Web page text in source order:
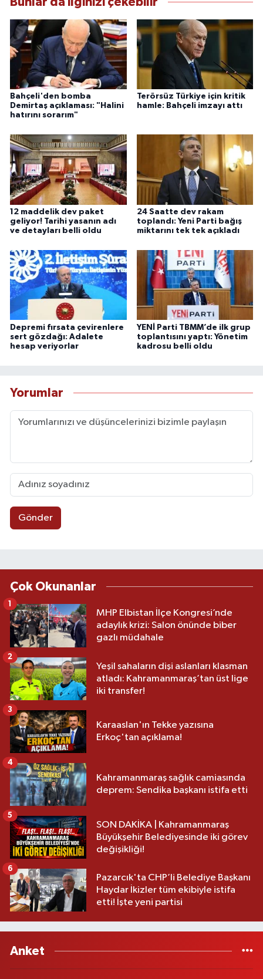
Bahçeli'den bomba
Demirtaş açıklaması: "Halini
hatırını sorarım"
Terörsüz Türkiye için kritik
hamle: Bahçeli imzayı attı
12 maddelik dev paket
geliyor! Tarihi yasanın adı
ve detayları belli oldu
24 Saatte dev rakam
toplandı: Yeni Parti bağış
miktarını tek tek açıkladı
Depremi fırsata çevirenlere
sert gözdağı: Adalete
hesap veriyorlar
YENİ Parti TBMM’de ilk grup
toplantısını yaptı: Yönetim
kadrosu belli oldu
Yorumlar
Gönder
Çok Okunanlar
MHP Elbistan İlçe Kongresi’nde
adaylık krizi: Salon önünde biber
gazlı müdahale
1
Yeşil sahaların dişi aslanları klasman
atladı: Kahramanmaraş’tan üst lige
iki transfer!
2
Karaaslan'ın Tekke yazısına
Erkoç'tan açıklama!
3
Kahramanmaraş sağlık camiasında
deprem: Sendika başkanı istifa etti
4
SON DAKİKA | Kahramanmaraş
Büyükşehir Belediyesinde iki görev
değişikliği!
5
Pazarcık'ta CHP’li Belediye Başkanı
Haydar İkizler tüm ekibiyle istifa
etti! İşte yeni partisi
6
Anket